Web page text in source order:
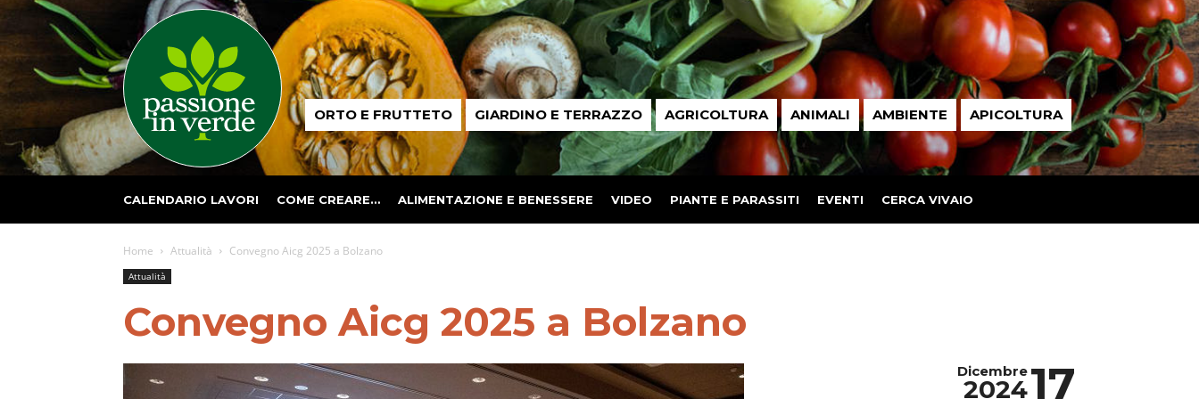
Passione
in ORTO E FRUTTETO GIARDINO E TERRAZZO AGRICOLTURA ANIMALI AMBIENTE APICOLTURA
CALENDARIO LAVORI COME CREARE… ALIMENTAZIONE E BENESSERE VIDEO PIANTE E PARASSITI EVENTI CERCA VIVAIO
Home Attualità Convegno Aicg 2025 a Bolzano
Attualità
Convegno Aicg 2025 a Bolzano
17
Dicembre
2024